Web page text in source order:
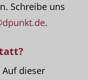
Schreibe uns
.
Auf dieser